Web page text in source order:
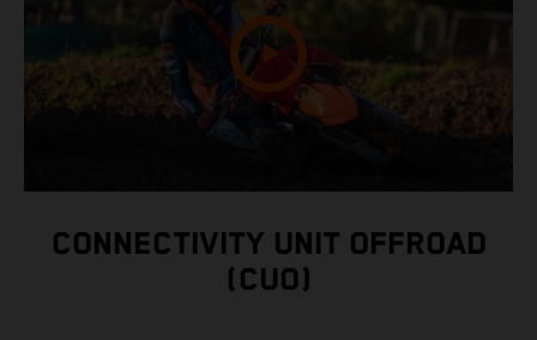
CONNECTIVITY UNIT OFFROAD
(CUO)